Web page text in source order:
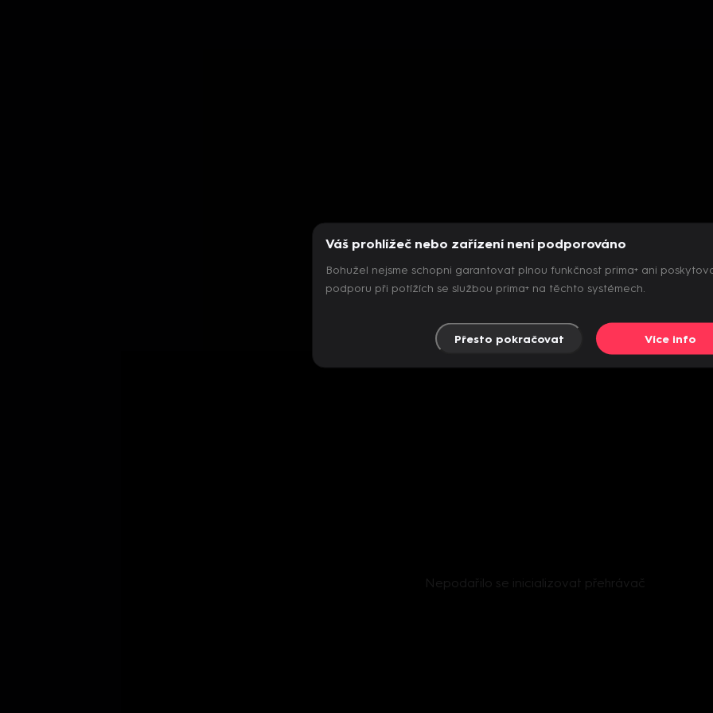
Nepodařilo se inicializovat přehrávač
Váš prohlížeč nebo zařízení není podporováno
Bohužel nejsme schopni garantovat plnou funkčnost prima+ ani
podporu při potížích se službou prima+ na těchto systémech.
Přesto pokračovat Více info